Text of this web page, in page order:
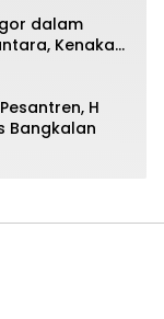
dalam
Kenakan
H
Bangkalan